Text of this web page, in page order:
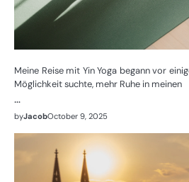
Meine Reise mit Yin Yoga begann vor
Möglichkeit suchte, mehr Ruhe in meinen
…
byJacobOctober 9, 2025